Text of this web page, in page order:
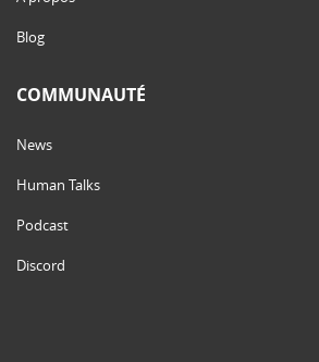
Blog
COMMUNAUTÉ
News
Human Talks
Podcast
Discord